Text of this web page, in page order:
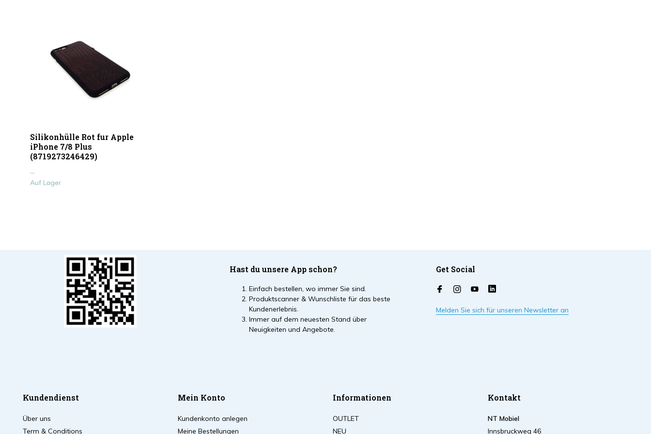
Silikonhülle Rot fur Apple
iPhone 7/8 Plus
(8719273246429)
Auf Lager
Hast du unsere App schon?
Einfach bestellen, wo immer Sie sind.
Produktscanner & Wunschliste für das beste
Kundenerlebnis.
Immer auf dem neuesten Stand über
Neuigkeiten und Angebote.
Get Social
Melden Sie sich für unseren Newsletter an
Kundendienst
Über uns
Term & Conditions
Mein Konto
Kundenkonto anlegen
Meine Bestellungen
Informationen
OUTLET
NEU
Kontakt
NT Mobiel
Innsbruckweg 46